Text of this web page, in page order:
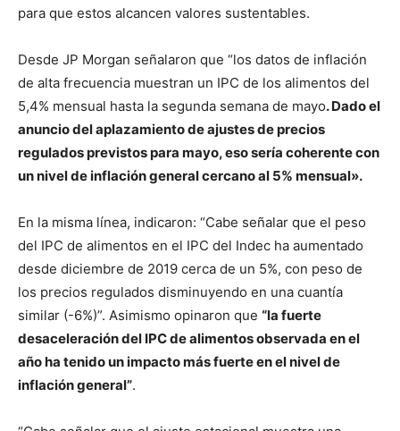
para que estos alcancen valores sustentables.
Desde JP Morgan señalaron que “los datos de inflación
de alta frecuencia muestran un IPC de los alimentos del
5,4% mensual hasta la segunda semana de mayo. Dado el
anuncio del aplazamiento de ajustes de precios
regulados previstos para mayo, eso sería coherente con
un nivel de inflación general cercano al 5% mensual».
En la misma línea, indicaron: “Cabe señalar que el peso
del IPC de alimentos en el IPC del Indec ha aumentado
desde diciembre de 2019 cerca de un 5%, con peso de
los precios regulados disminuyendo en una cuantía
similar (-6%)”. Asimismo opinaron que “la fuerte
desaceleración del IPC de alimentos observada en el
año ha tenido un impacto más fuerte en el nivel de
inflación general”.